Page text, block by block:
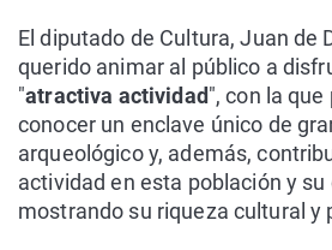
El diputado de Cultura, Juan de
querido animar al público a
"atractiva actividad", con la
conocer un enclave único de
arqueológico y, además,
actividad en esta población y su
mostrando su riqueza cultural y